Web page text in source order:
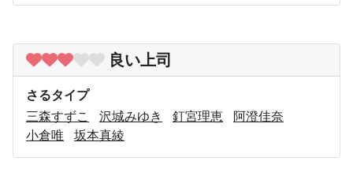
良い上司
さるタイプ
三森すずこ
沢城みゆき 釘宮理恵
阿澄佳奈
小倉唯
坂本真綾